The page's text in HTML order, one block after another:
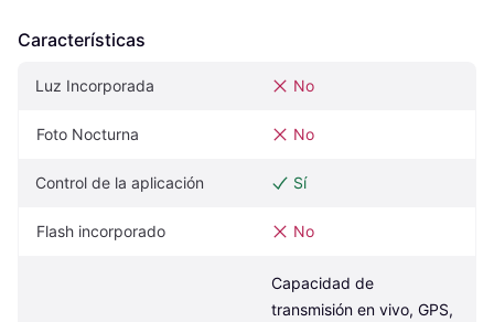
Características
Luz Incorporada No
Foto Nocturna No
Control de la aplicación Sí
Flash incorporado No
Capacidad de
transmisión en vivo, GPS,